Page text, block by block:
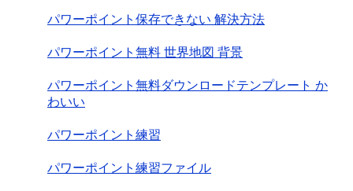
パワーポイント保存できない 解決方法
パワーポイント無料 世界地図 背景
パワーポイント無料ダウンロードテンプレート か
わいい
パワーポイント練習
パワーポイント練習ファイル